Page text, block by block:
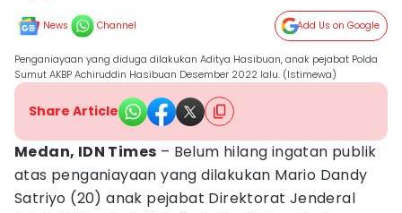
News Channel Add Us on Google
Penganiayaan yang diduga dilakukan Aditya Hasibuan, anak pejabat Polda
Sumut AKBP Achiruddin Hasibuan Desember 2022 lalu. (Istimewa)
Share Article
Medan, IDN Times – Belum hilang ingatan publik
atas penganiayaan yang dilakukan Mario Dandy
Satriyo (20) anak pejabat Direktorat Jenderal